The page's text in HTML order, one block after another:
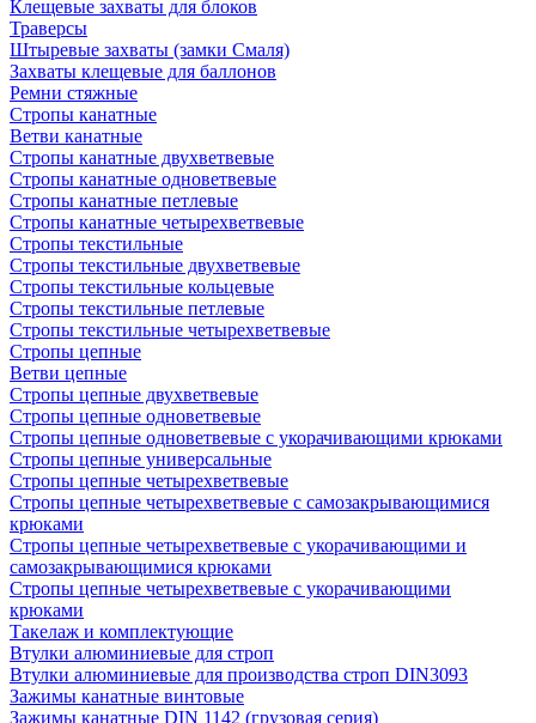
Клещевые захваты для блоков
Траверсы
Штыревые захваты (замки Смаля)
Захваты клещевые для баллонов
Ремни стяжные
Стропы канатные
Ветви канатные
Стропы канатные двухветвевые
Стропы канатные одноветвевые
Стропы канатные петлевые
Стропы канатные четырехветвевые
Стропы текстильные
Стропы текстильные двухветвевые
Стропы текстильные кольцевые
Стропы текстильные петлевые
Стропы текстильные четырехветвевые
Стропы цепные
Ветви цепные
Стропы цепные двухветвевые
Стропы цепные одноветвевые
Стропы цепные одноветвевые с укорачивающими крюками
Стропы цепные универсальные
Стропы цепные четырехветвевые
Стропы цепные четырехветвевые с самозакрывающимися
крюками
Стропы цепные четырехветвевые с укорачивающими и
самозакрывающимися крюками
Стропы цепные четырехветвевые с укорачивающими
крюками
Такелаж и комплектующие
Втулки алюминиевые для строп
Втулки алюминиевые для производства строп DIN3093
Зажимы канатные винтовые
Зажимы канатные DIN 1142 (грузовая серия)